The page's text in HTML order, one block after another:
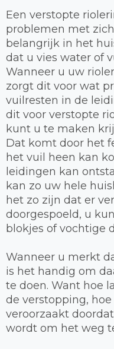
Een verstopte
problemen met
belangrijk in het
dat u vies water of
Wanneer u uw
zorgt dit voor wat
vuilresten in de
dit voor verstopte
kunt u te maken
Dat komt door het
het vuil heen kan
leidingen kan
kan zo uw hele
het zo zijn dat er
doorgespoeld, u
blokjes of vochtige
Wanneer u merkt
is het handig om
te doen. Want hoe
de verstopping,
veroorzaakt
wordt om het weg